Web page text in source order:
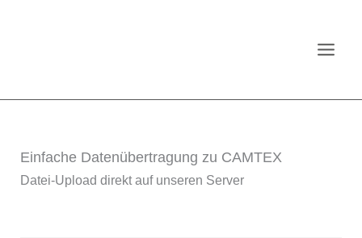
Einfache Datenübertragung zu CAMTEX
Datei-Upload direkt auf unseren Server